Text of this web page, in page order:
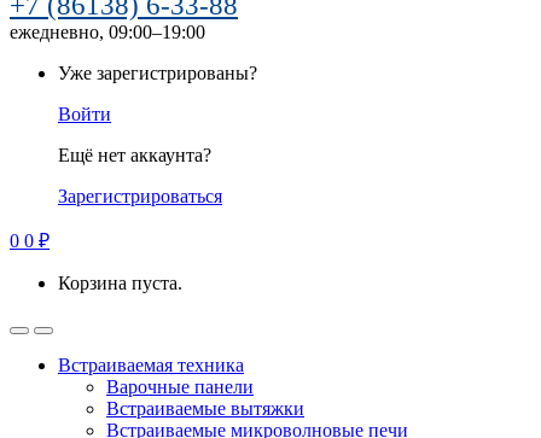
ежедневно, 09:00–19:00
Уже зарегистрированы?
Войти
Ещё нет аккаунта?
Зарегистрироваться
0 0 ₽
Корзина пуста.
Встраиваемая техника
Варочные панели
Встраиваемые вытяжки
Встраиваемые микроволновые печи